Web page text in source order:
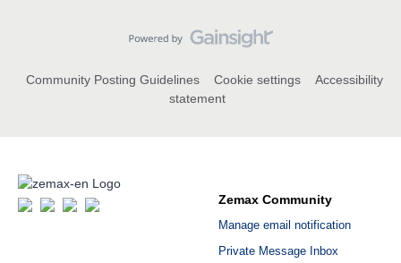
Community Posting Guidelines Cookie settings
Accessibility
statement
Zemax Community
Manage email notification
Private Message Inbox